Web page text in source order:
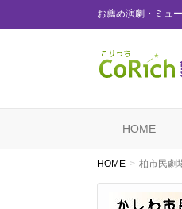
お薦め演劇・ミュ
HOME
HOME 柏市民劇